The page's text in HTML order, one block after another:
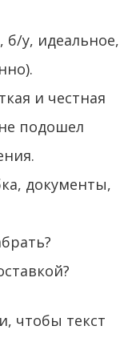
б/у, идеальное,
и честная
подошел
документы,
чтобы текст